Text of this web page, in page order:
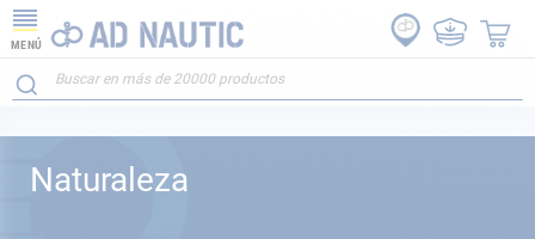
MENÚ
Naturaleza